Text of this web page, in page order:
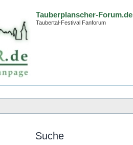
Tauberplanscher-Forum.de
Taubertal-Festival Fanforum
Suche